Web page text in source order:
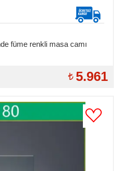
füme renkli masa camı
5.961